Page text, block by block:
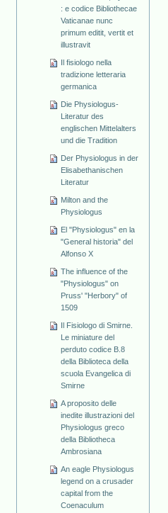
: e codice Bibliothecae
Vaticanae nunc
primum editit, vertit et
illustravit
Il fisiologo nella
tradizione letteraria
germanica
Die Physiologus-
Literatur des
englischen Mittelalters
und die Tradition
Der Physiologus in der
Elisabethanischen
Literatur
Milton and the
Physiologus
El "Physiologus" en la
"General historia" del
Alfonso X
The influence of the
"Physiologus" on
Pruss' "Herbory" of
1509
Il Fisiologo di Smirne.
Le miniature del
perduto codice B.8
della Biblioteca della
scuola Evangelica di
Smirne
A proposito delle
inedite illustrazioni del
Physiologus greco
della Bibliotheca
Ambrosiana
An eagle Physiologus
legend on a crusader
capital from the
Coenaculum